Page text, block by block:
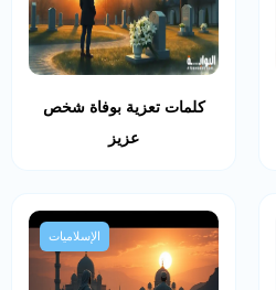
كلمات تعزية بوفاة شخص
عزيز
الإسلاميات